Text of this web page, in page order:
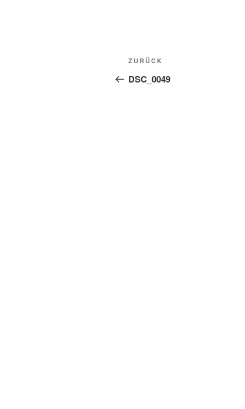
Beitragsnavigation
Vorheriger
Beitrag
ZURÜCK
DSC_0049